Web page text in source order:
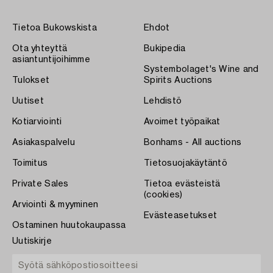
Tietoa Bukowskista
Ota yhteyttä
asiantuntijoihimme
Tulokset
Uutiset
Kotiarviointi
Asiakaspalvelu
Toimitus
Private Sales
Arviointi & myyminen
Ostaminen huutokaupassa
Ehdot
Bukipedia
Systembolaget's Wine and
Spirits Auctions
Lehdistö
Avoimet työpaikat
Bonhams - All auctions
Tietosuojakäytäntö
Tietoa evästeistä
(cookies)
Evästeasetukset
Uutiskirje